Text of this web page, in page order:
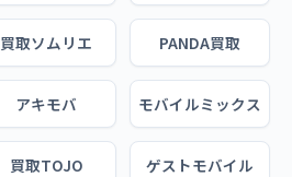
買取ソムリエ PANDA買取
アキモバ モバイルミックス
買取TOJO ゲストモバイル